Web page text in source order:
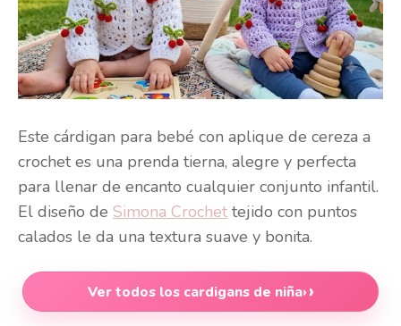
Este cárdigan para bebé con aplique de cereza a
crochet es una prenda tierna, alegre y perfecta
para llenar de encanto cualquier conjunto infantil.
El diseño de Simona Crochet tejido con puntos
calados le da una textura suave y bonita.
Ver todos los cardigans de niña›